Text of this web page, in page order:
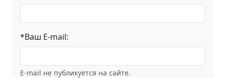
*Ваш E-mail:
E-mail не публикуется на сайте.